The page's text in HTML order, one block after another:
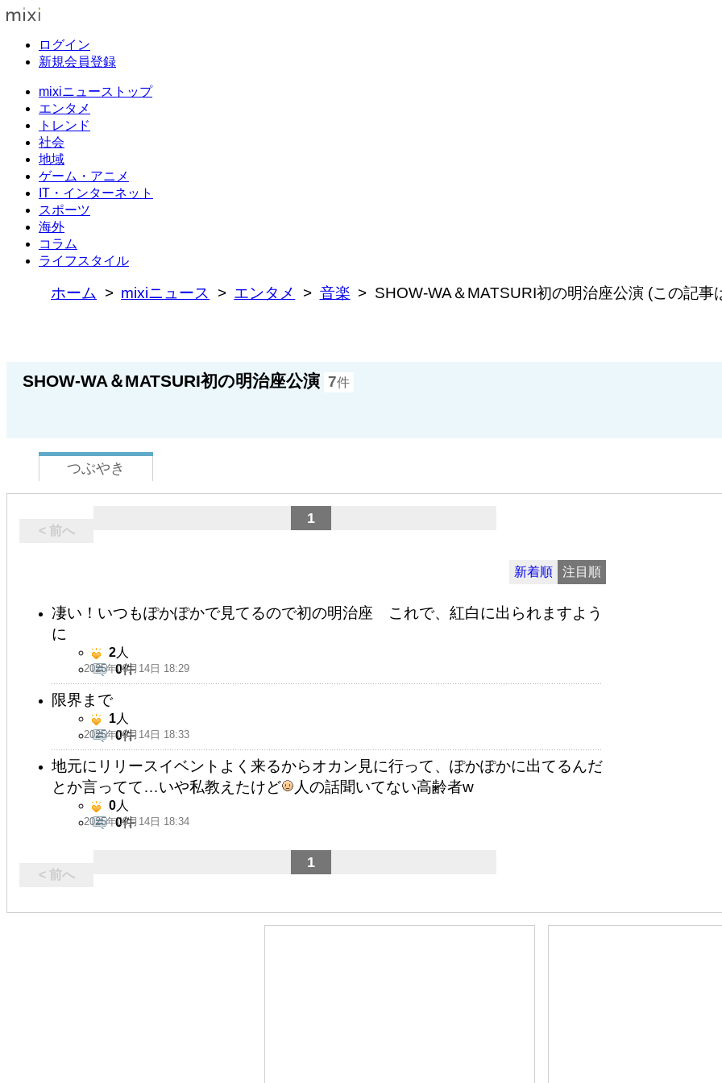
ログイン
新規会員登録
mixiニューストップ
エンタメ
トレンド
社会
地域
ゲーム・アニメ
IT・インターネット
スポーツ
海外
コラム
ライフスタイル
ホーム mixiニュース エンタメ 音楽 SHOW-WA＆MATSURI初の明治座公演 (この記事
SHOW-WA＆MATSURI初の明治座公演 7件
つぶやき
< 前へ
1
新着順 注目順
凄い！いつもぽかぽかで見てるので初の明治座 これで、紅白に出られますよう
に
2025年09月14日 18:29
2人
0件
限界まで
2025年09月14日 18:33
1人
0件
地元にリリースイベントよく来るからオカン見に行って、ぽかぽかに出てるんだ
とか言ってて…いや私教えたけど
人の話聞いてない高齢者w
2025年09月14日 18:34
0人
0件
< 前へ
1